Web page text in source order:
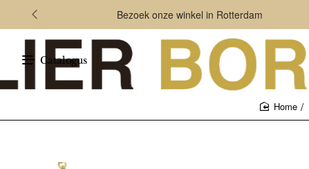
Bezoek onze winkel in Rotterdam
Catalogus